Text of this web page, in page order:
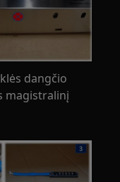
dangčio
magistralinį